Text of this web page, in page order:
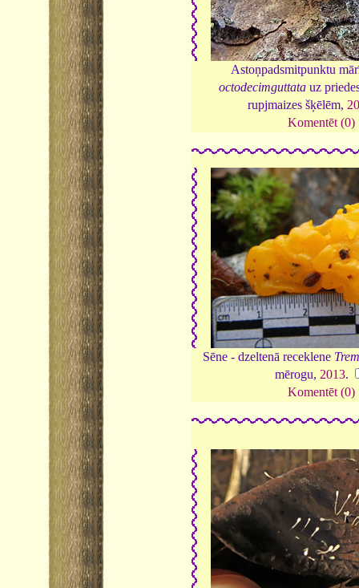
Astoņpadsmitpunktu
octodecimguttata uz
rupjmaizes šķēlēm,
Komentēt (0)
Sēne - dzeltenā receklene
mērogu, 2013.
Komentēt (0)